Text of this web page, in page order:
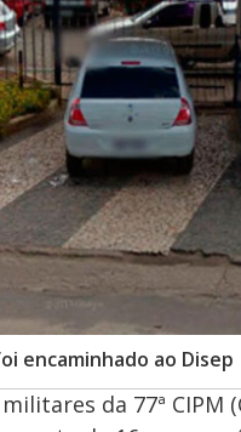
encaminhado ao Disep
da 77ª